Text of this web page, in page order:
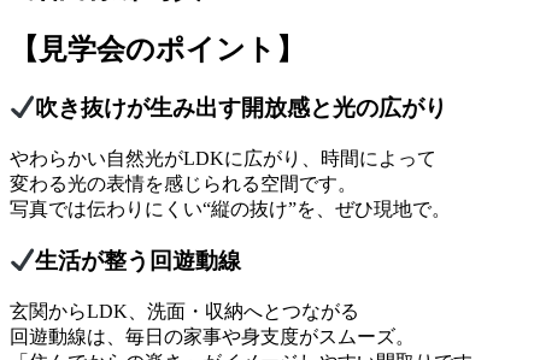
【見学会のポイント】
吹き抜けが生み出す開放感と光の広がり
やわらかい自然光がLDKに広がり、時間によって
変わる光の表情を感じられる空間です。
写真では伝わりにくい“縦の抜け”を、ぜひ現地で。
生活が整う回遊動線
玄関からLDK、洗面・収納へとつながる
回遊動線は、毎日の家事や身支度がスムーズ。